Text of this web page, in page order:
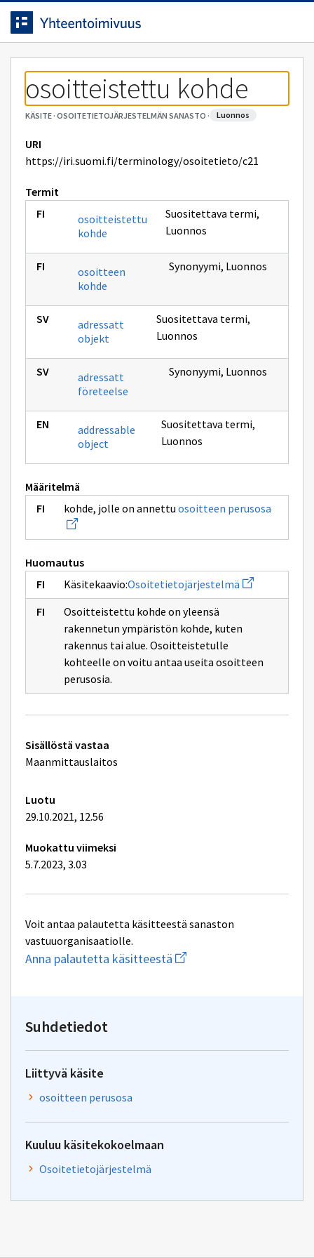
Siirrytty
sivulle
Siirry suoraan sisältöön.
osoitteistettu kohde
KÄSITE· OSOITETIETOJÄRJESTELMÄN SANASTO · luonnos
URI
https://iri.suomi.fi/terminology/osoitetieto/c21
Termit
osoitteistettu
kohde
Suositettava termi,
Luonnos
osoitteen
kohde
Synonyymi, Luonnos
adressatt
objekt
Suositettava termi,
Luonnos
adressatt
företeelse
Synonyymi, Luonnos
addressable
object
Suositettava termi,
Luonnos
Määritelmä
kohde, jolle on annettu osoitteen perusosa
sivulle
Huomautus
Käsitekaavio:Osoitetietojärjestelmä Avaa
uuden
ikkunan
Osoitteistettu kohde on yleensä
rakennetun ympäristön kohde, kuten
rakennus tai alue. Osoitteistetulle
kohteelle on voitu antaa useita osoitteen
perusosia.
Tekniset
lisätiedot
Sisällöstä vastaa
Maanmittauslaitos
Luotu
29.10.2021, 12.56
Muokattu viimeksi
5.7.2023, 3.03
Voit antaa palautetta käsitteestä sanaston
vastuuorganisaatiolle.
Anna palautetta käsitteestä Aloita
uuden
Suhdetiedot
Liittyvä käsite
osoitteen perusosa
Kuuluu käsitekokoelmaan
Osoitetietojärjestelmä